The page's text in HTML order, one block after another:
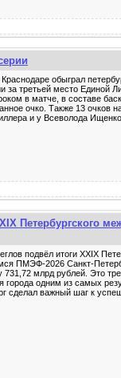
обыграл
за третьей место Единой
в матче, в составе
очко. Также 13 очков
и у Всеволода
Петербургского
подвёл итоги XXIX
ПМЭФ-2026 Санкт-
млрд рублей. Это
одним из самых
сделал важный шаг к